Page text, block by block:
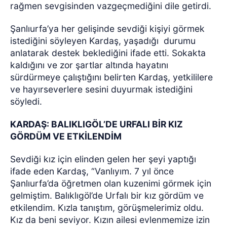
rağmen sevgisinden vazgeçmediğini dile getirdi.
Şanlıurfa’ya her gelişinde sevdiği kişiyi görmek
istediğini söyleyen Kardaş, yaşadığı durumu
anlatarak destek beklediğini ifade etti. Sokakta
kaldığını ve zor şartlar altında hayatını
sürdürmeye çalıştığını belirten Kardaş, yetkililere
ve hayırseverlere sesini duyurmak istediğini
söyledi.
KARDAŞ: BALIKLIGÖL’DE URFALI BİR KIZ
GÖRDÜM VE ETKİLENDİM
Sevdiği kız için elinden gelen her şeyi yaptığı
ifade eden Kardaş, “Vanlıyım. 7 yıl önce
Şanlıurfa’da öğretmen olan kuzenimi görmek için
gelmiştim. Balıklıgöl’de Urfalı bir kız gördüm ve
etkilendim. Kızla tanıştım, görüşmelerimiz oldu.
Kız da beni seviyor. Kızın ailesi evlenmemize izin